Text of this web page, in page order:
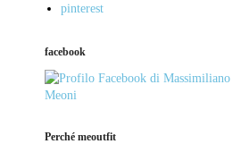
pinterest
facebook
Perché meoutfit